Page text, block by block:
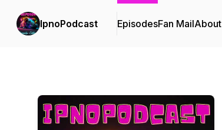
IpnoPodcast EpisodesFan MailAbout